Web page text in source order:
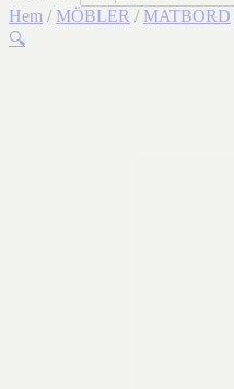
Hem / MÖBLER / MATBORD
🔍